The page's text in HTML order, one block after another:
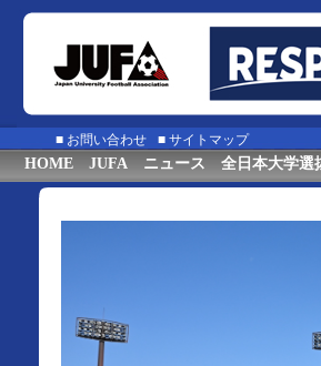
■ お問い合わせ ■ サイトマップ
HOME JUFA ニュース 全日本大学選